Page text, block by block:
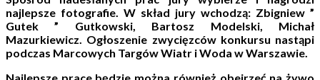
najlepsze fotografie. W skład jury wchodzą: Zbigniew ”
Gutek ” Gutkowski, Bartosz Modelski, Michał
Mazurkiewicz. Ogłoszenie zwycięzców konkursu nastąpi
podczas Marcowych Targów Wiatr i Woda w Warszawie.